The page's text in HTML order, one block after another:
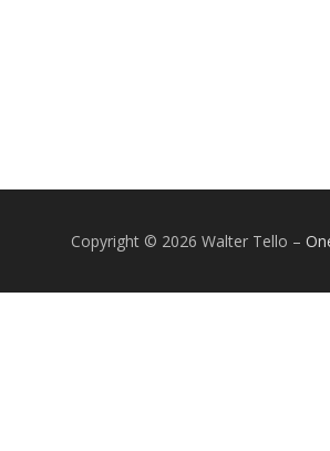
Copyright © 2026 Walter Tello –